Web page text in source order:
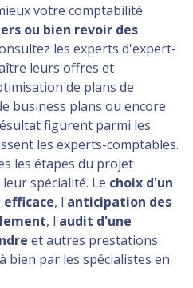
votre comptabilité
ou bien revoir des
les experts d'expert-
leurs offres et
de plans de
business plans ou encore
figurent parmi les
les experts-comptables.
les étapes du projet
spécialité. Le choix d'un
, l'anticipation des
, l'audit d'une
et autres prestations
bien par les spécialistes en